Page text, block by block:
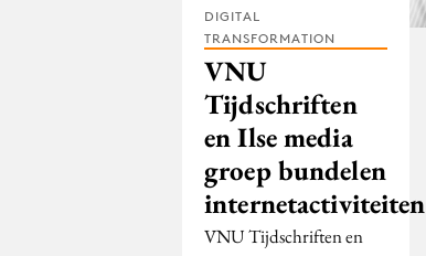
DIGITAL
TRANSFORMATION
VNU
Tijdschriften
en Ilse media
groep bundelen
internetactiviteiten
VNU Tijdschriften en